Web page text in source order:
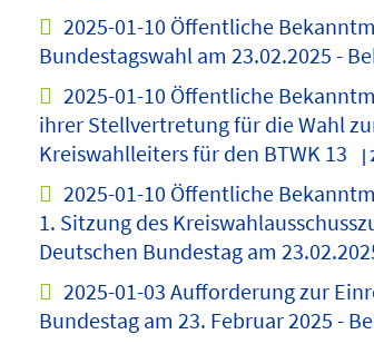
2025-01-10 Öffentliche
Bundestagswahl am 23.02.2025 -
2025-01-10 Öffentliche
ihrer Stellvertretung für die Wahl
Kreiswahlleiters für den BTWK 13
|
2025-01-10 Öffentliche
1. Sitzung des
Deutschen Bundestag am
2025-01-03 Aufforderung zur
Bundestag am 23. Februar 2025 -